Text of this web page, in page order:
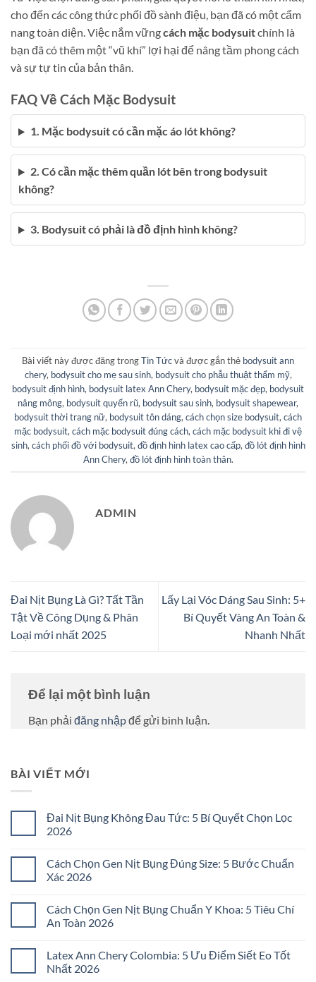
cho đến các công thức phối đồ sành điệu, bạn đã có một cẩm
nang toàn diện. Việc nắm vữngcách mặc bodysuitchính là
bạn đã có thêm một “vũ khí” lợi hại để nâng tầm phong cách
và sự tự tin của bản thân.
FAQ Về Cách Mặc Bodysuit
1. Mặc bodysuit có cần mặc áo lót không?
2. Có cần mặc thêm quần lót bên trong bodysuit
không?
3. Bodysuit có phải là đồ định hình không?
Bài viết này được đăng trongTin Tứcvà được gắn thẻ bodysuit ann
chery, bodysuit cho mẹ sau sinh, bodysuit cho phẫu thuật thẩm mỹ,
bodysuit định hình, bodysuit latex Ann Chery, bodysuit mặc đẹp, bodysuit
nâng mông, bodysuit quyến rũ, bodysuit sau sinh, bodysuit shapewear,
bodysuit thời trang nữ, bodysuit tôn dáng, cách chọn size bodysuit, cách
mặc bodysuit, cách mặc bodysuit đúng cách, cách mặc bodysuit khi đi vệ
sinh, cách phối đồ với bodysuit, đồ định hình latex cao cấp, đồ lót định hình
Ann Chery, đồ lót định hình toàn thân.
ADMIN
Đai Nịt Bụng Là Gì? Tất Tần
Tật Về Công Dụng & Phân
Loại mới nhất 2025
Lấy Lại Vóc Dáng Sau Sinh: 5+
Bí Quyết Vàng An Toàn &
Nhanh Nhất
Để lại một bình luận
Bạn phải đăng nhậpđể gửi bình luận.
BÀI VIẾT MỚI
Đai Nịt Bụng Không Đau Tức: 5 Bí Quyết Chọn Lọc
2026
bình
luận
ở
Bụng
Không
Đau
Bí
Quyết
Chọn
Cách Chọn Gen Nịt Bụng Đúng Size: 5 Bước Chuẩn
Xác 2026
bình
luận
ở
Gen
Nịt
Bụng
Cách Chọn Gen Nịt Bụng Chuẩn Y Khoa: 5 Tiêu Chí
An Toàn 2026
bình
luận
ở
Latex Ann Chery Colombia: 5 Ưu Điểm Siết Eo Tốt
Nhất 2026